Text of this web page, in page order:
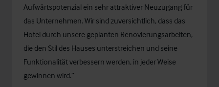
Aufwärtspotenzial ein sehr attraktiver Neuzugang für
das Unternehmen. Wir sind zuversichtlich, dass das
Hotel durch unsere geplanten Renovierungsarbeiten,
die den Stil des Hauses unterstreichen und seine
Funktionalität verbessern werden, in jeder Weise
gewinnen wird.”